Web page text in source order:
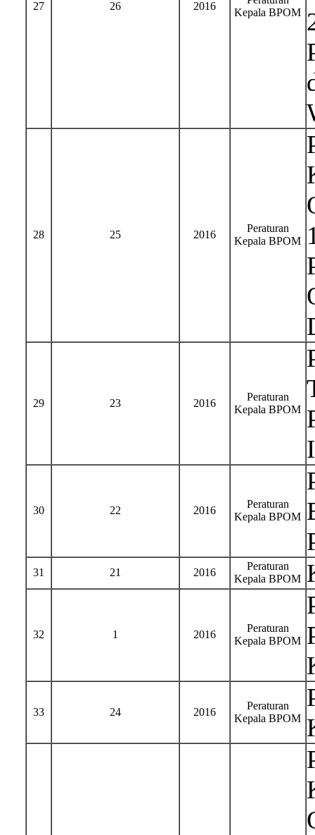
27 26 2016
Kepala BPOM
28 25 2016
Peraturan
Kepala BPOM
29 23 2016
Peraturan
Kepala BPOM
30 22 2016
Peraturan
Kepala BPOM
31 21 2016
Peraturan
Kepala BPOM
32 1 2016
Peraturan
Kepala BPOM
33 24 2016
Peraturan
Kepala BPOM